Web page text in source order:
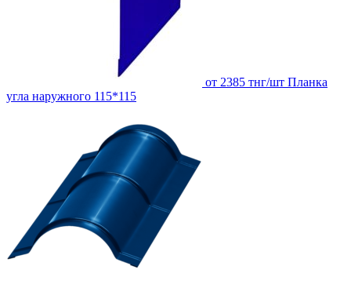
от 2385 тнг/шт Планка
угла наружного 115*115